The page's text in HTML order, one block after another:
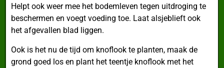
Helpt ook weer mee het bodemleven tegen uitdroging te
beschermen en voegt voeding toe. Laat alsjeblieft ook
het afgevallen blad liggen.
Ook is het nu de tijd om knoflook te planten, maak de
grond goed los en plant het teentje knoflook met het